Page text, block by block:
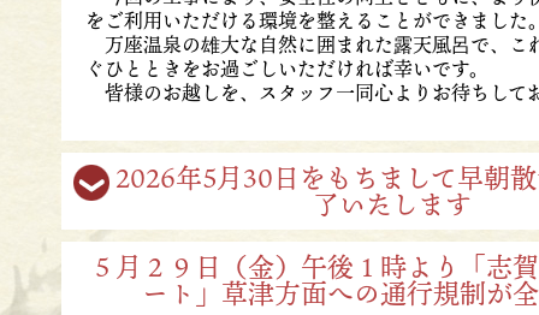
をご利用いただける環境を整えることができました
万座温泉の雄大な自然に囲まれた露天風呂で、こ
ぐひとときをお過ごしいただければ幸いです。
皆様のお越しを、スタッフ一同心よりお待ちして
2026年5月30日をもちまして早朝
了いたします
５月２９日（金）午後１時より「志
ート」草津方面への通行規制が